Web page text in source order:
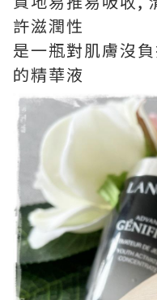
許滋潤性
是一瓶對肌膚沒
的精華液